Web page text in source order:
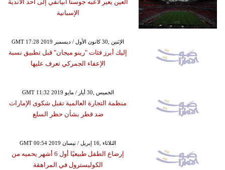
العين يعير لاعبه جوسنا أبيانفي إلى أحد الأندية
الإسبانية
GMT 17:28 2019 الإثنين ,30 كانون الأول / ديسمبر
إليك أبرز فئات "رينو ميجان" قبل تطبيق نسبة
الإعفاء الجمركي تعرف عليها
GMT 11:32 2019 الخميس ,30 أيار / مايو
منظمة التجارة العالمية تقبل شكوى الإمارات
ضد قطر بشأن حظر السلع
GMT 00:54 2019 الثلاثاء ,16 إبريل / نيسان
إرضاع الطفل طبيعيًا أول 6 أشهر يحميه من
الكوليسترول في المراهقة